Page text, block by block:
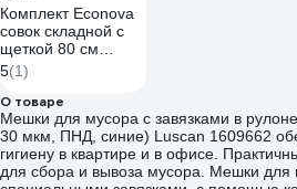
Комплект Econova
совок складной с
щеткой 80 см
(Темно-серый)
431500615
5(1)
О товаре
Мешки для мусора с завязками в
30 мкм, ПНД, синие) Luscan 1609662
гигиену в квартире и в офисе.
для сбора и вывоза мусора. Мешки для